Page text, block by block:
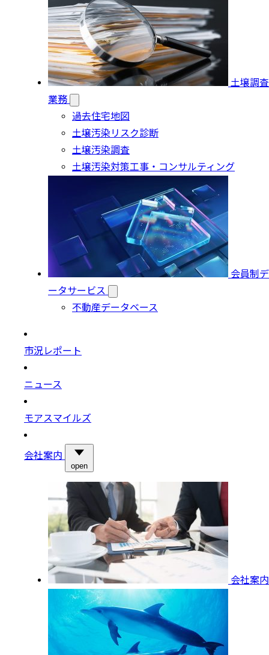
土壌調査
業務
過去住宅地図
土壌汚染リスク診断
土壌汚染調査
土壌汚染対策工事・コンサルティング
会員制デ
ータサービス
不動産データベース
市況レポート
ニュース
モアスマイルズ
会社案内
open
会社案内